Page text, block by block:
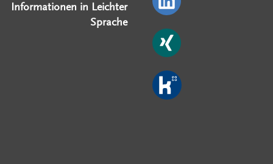
Informationen in Leichter
Sprache